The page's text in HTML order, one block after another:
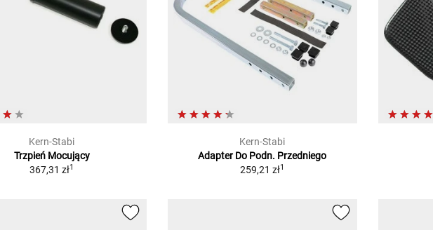
Kern-Stabi
Trzpień Mocujący
367,31 zł1
Kern-Stabi
Adapter Do Podn. Przedniego
259,21 zł1